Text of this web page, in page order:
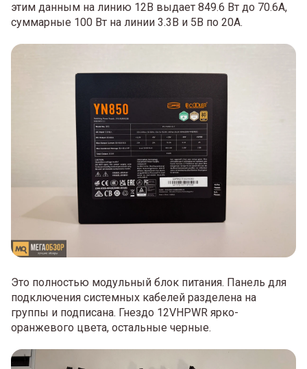
этим данным на линию 12В выдает 849.6 Вт до 70.6А,
суммарные 100 Вт на линии 3.3В и 5В по 20А.
Это полностью модульный блок питания. Панель для
подключения системных кабелей разделена на
группы и подписана. Гнездо 12VHPWR ярко-
оранжевого цвета, остальные черные.